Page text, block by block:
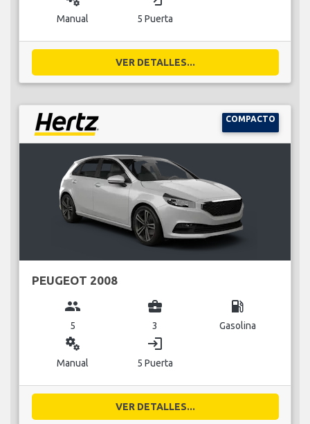
Manual 5 Puerta
VER DETALLES...
COMPACTO
PEUGEOT 2008
group
5
business_center
3
local_gas_station
Gasolina
miscellaneous_services
Manual
login
5 Puerta
VER DETALLES...